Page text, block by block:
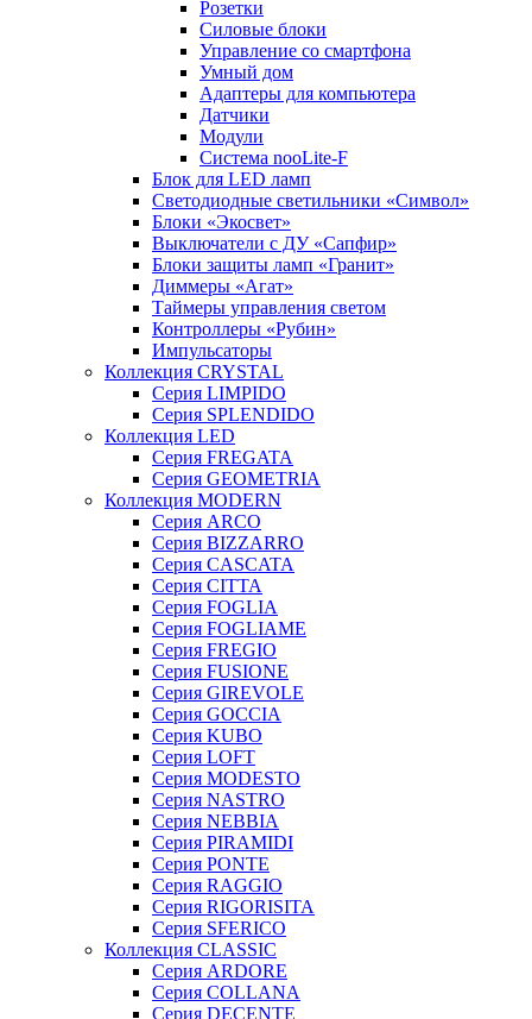
Розетки
Силовые блоки
Управление со смартфона
Умный дом
Адаптеры для компьютера
Датчики
Модули
Система nooLite-F
Блок для LED ламп
Светодиодные светильники «Символ»
Блоки «Экосвет»
Выключатели с ДУ «Сапфир»
Блоки защиты ламп «Гранит»
Диммеры «Агат»
Таймеры управления светом
Контроллеры «Рубин»
Импульсаторы
Коллекция CRYSTAL
Серия LIMPIDO
Серия SPLENDIDO
Коллекция LED
Серия FREGATA
Серия GEOMETRIA
Коллекция MODERN
Серия ARCO
Серия BIZZARRO
Серия CASCATA
Серия CITTA
Серия FOGLIA
Серия FOGLIAME
Серия FREGIO
Серия FUSIONE
Серия GIREVOLE
Серия GOCCIA
Серия KUBO
Серия LOFT
Серия MODESTO
Серия NASTRO
Серия NEBBIA
Серия PIRAMIDI
Серия PONTE
Серия RAGGIO
Серия RIGORISITA
Серия SFERICO
Коллекция CLASSIC
Серия ARDORE
Серия COLLANA
Серия DECENTE